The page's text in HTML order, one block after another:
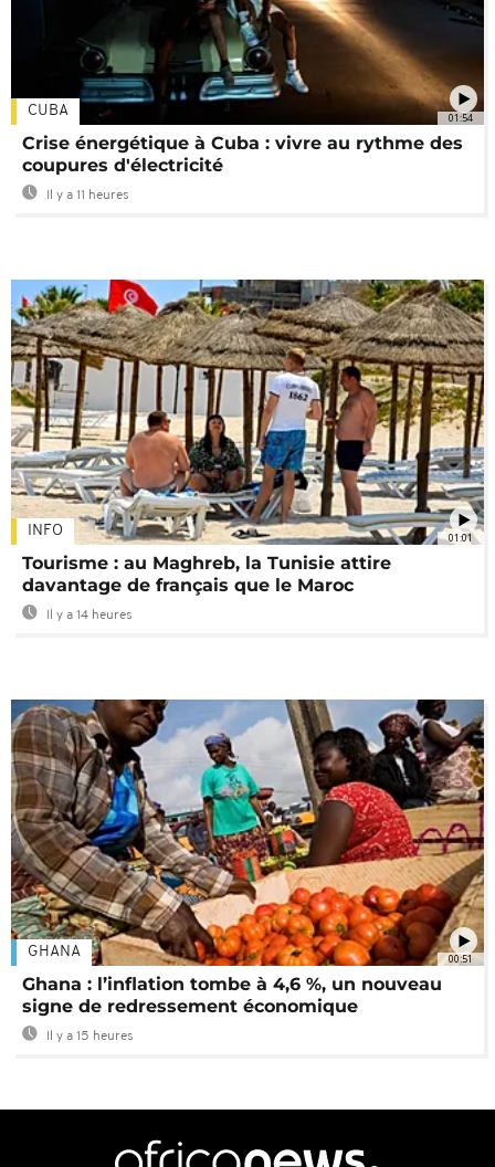
01:54
CUBA
Crise énergétique à Cuba : vivre au rythme des
coupures d'électricité
Il y a 11 heures
01:01
INFO
Tourisme : au Maghreb, la Tunisie attire
davantage de français que le Maroc
Il y a 14 heures
00:51
GHANA
Ghana : l’inflation tombe à 4,6 %, un nouveau
signe de redressement économique
Il y a 15 heures